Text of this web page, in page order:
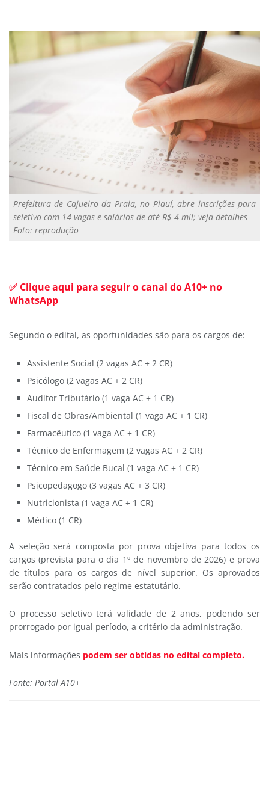
Prefeitura de Cajueiro da Praia, no Piauí, abre inscrições para
seletivo com 14 vagas e salários de até R$ 4 mil; veja detalhes
Foto: reprodução
✅ Clique aqui para seguir o canal do A10+ no
WhatsApp
Segundo o edital, as oportunidades são para os cargos de:
Assistente Social (2 vagas AC + 2 CR)
Psicólogo (2 vagas AC + 2 CR)
Auditor Tributário (1 vaga AC + 1 CR)
Fiscal de Obras/Ambiental (1 vaga AC + 1 CR)
Farmacêutico (1 vaga AC + 1 CR)
Técnico de Enfermagem (2 vagas AC + 2 CR)
Técnico em Saúde Bucal (1 vaga AC + 1 CR)
Psicopedagogo (3 vagas AC + 3 CR)
Nutricionista (1 vaga AC + 1 CR)
Médico (1 CR)
A seleção será composta por prova objetiva para todos os
cargos (prevista para o dia 1º de novembro de 2026) e prova
de títulos para os cargos de nível superior. Os aprovados
serão contratados pelo regime estatutário.
O processo seletivo terá validade de 2 anos, podendo ser
prorrogado por igual período, a critério da administração.
Mais informações podem ser obtidas no edital completo.
Fonte: Portal A10+